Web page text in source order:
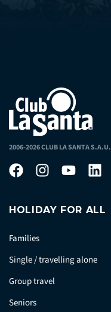
2006-2026 CLUB LA SANTA S.A.U.
HOLIDAY FOR ALL
Families
Single / travelling alone
Group travel
Seniors